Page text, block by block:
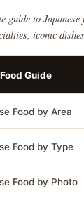
guide to Japanese
iconic
Guide
Food by Area
Food by Type
Food by Photo